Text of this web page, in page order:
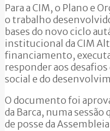
Para a CIM, o Plano e
o trabalho
bases do novo ciclo
institucional da CIM
financiamento,
responder aos
social e do
O documento foi
da Barca, numa
de posse da